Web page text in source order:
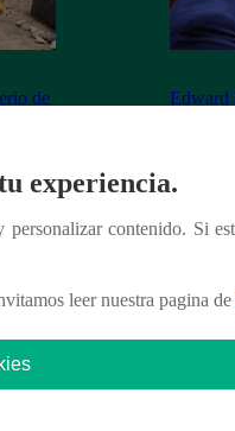
de
Edward
experiencia.
contenido. Si
leer nuestra pagina de